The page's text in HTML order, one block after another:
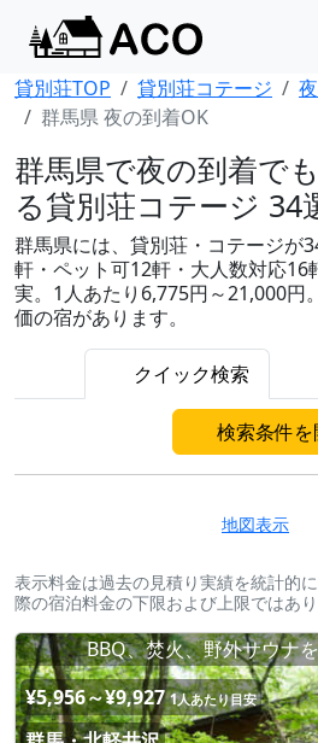
貸別荘TOP 貸別荘コテージ
群馬県 夜の到着OK
群馬県で夜の到着で
る貸別荘コテージ 34
群馬県には、貸別荘・コテージが
軒・ペット可12軒・大人数対応16
実。1人あたり6,775円～21,000円
価の宿があります。
クイック検索
検索条件を
地図表示
表示料金は過去の見積り実績を統計的
際の宿泊料金の下限および上限ではあり
BBQ、焚火、野外サウナ
¥5,956～¥9,927 1人あたり目安